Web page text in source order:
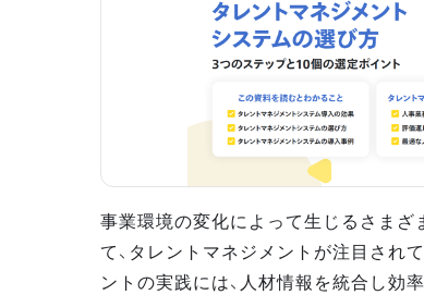
事業環境の変化によって生じるさまざ
て、タレントマネジメントが注目され
ントの実践には、人材情報を統合し効